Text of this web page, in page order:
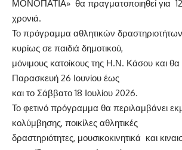
ΜΟΝΟΠΑΤΙΑ» θα πραγματοποιηθεί για
χρονιά.
Το πρόγραμμα αθλητικών
κυρίως σε παιδιά δημοτικού,
μόνιμους κατοίκους της Η.Ν. Κάσου και θα
Παρασκευή 26 Ιουνίου έως
και το Σάββατο 18 Ιουλίου 2026.
Το φετινό πρόγραμμα θα περιλαμβάνει
κολύμβησης, ποικίλες αθλητικές
δραστηριότητες, μουσικοκινητικά και